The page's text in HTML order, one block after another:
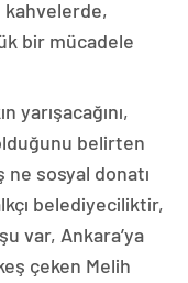
kahvelerde,
bir mücadele
yarışacağını,
belirten
ne sosyal donatı
belediyeciliktir,
var, Ankara’ya
çeken Melih